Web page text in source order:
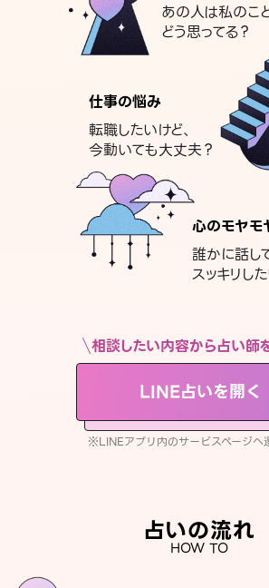
あの人は私のこ
どう思ってる？
仕事の悩み
転職したいけど、
今動いても大丈夫？
心のモヤモ
誰かに話し
スッキリし
相談したい内容から占い師
LINE占いを開く
※LINEアプリ内のサービスページへ
占いの流れ
HOW TO